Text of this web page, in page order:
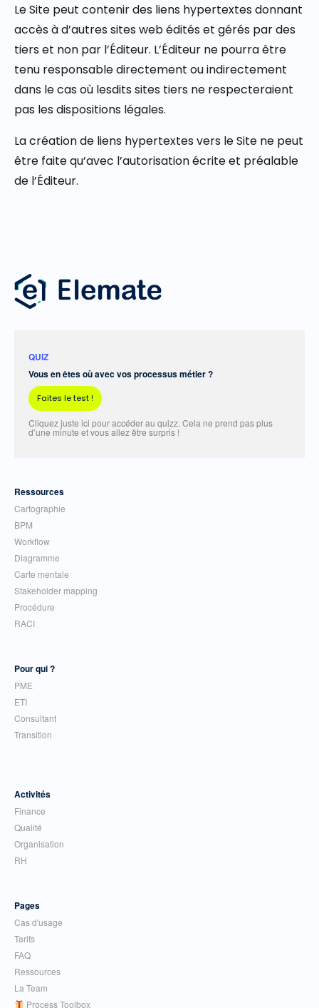
Le Site peut contenir des liens hypertextes donnant
accès à d’autres sites web édités et gérés par des
tiers et non par l’Éditeur. L’Éditeur ne pourra être
tenu responsable directement ou indirectement
dans le cas où lesdits sites tiers ne respecteraient
pas les dispositions légales.
La création de liens hypertextes vers le Site ne peut
être faite qu’avec l’autorisation écrite et préalable
de l’Éditeur.
QUIZ
Vous en êtes où avec vos processus métier ?
Faites le test !
Cliquez juste ici pour accéder au quizz. Cela ne prend pas plus
d’une minute et vous allez être surpris !
Ressources
Cartographie
BPM
Workflow
Diagramme
Carte mentale
Stakeholder mapping
Procédure
RACI
Pour qui ?
PME
ETI
Consultant
Transition
Activités
Finance
Qualité
Organisation
RH
Pages
Cas d'usage
Tarifs
FAQ
Ressources
La Team
Process Toolbox